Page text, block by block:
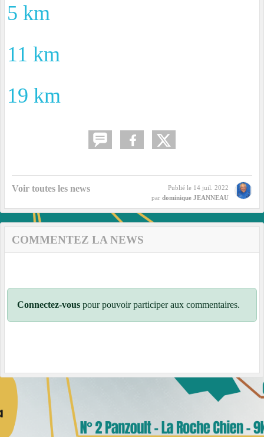
5 km
11 km
19 km
Voir toutes les news Publié le 14 juil. 2022
par dominique JEANNEAU
COMMENTEZ LA NEWS
Connectez-vous pour pouvoir participer aux commentaires.